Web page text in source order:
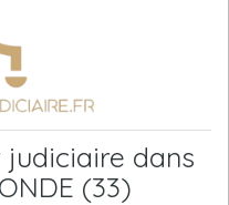
dans
(33)